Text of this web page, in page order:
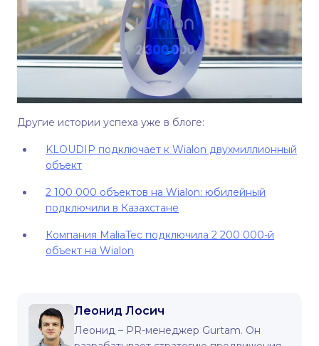
Другие истории успеха уже в блоге:
KLOUDIP подключает к Wialon двухмиллионный
объект
2 100 000 объектов на Wialon: юбилейный
подключили в Казахстане
Компания MaliaTec подключила 2 200 000-й
объект на Wialon
Леонид Лосич
Леонид – PR-менеджер Gurtam. Он